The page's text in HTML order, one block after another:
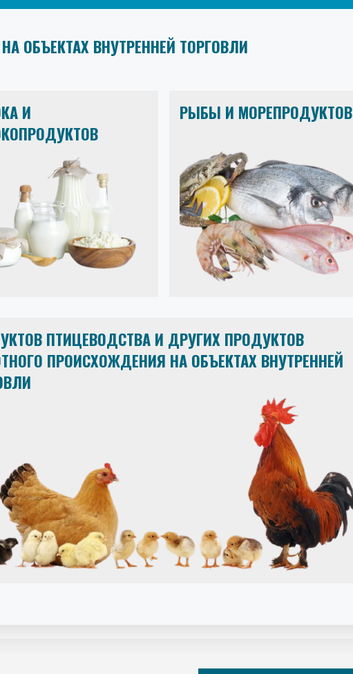
ОБЪЕКТАХ ВНУТРЕННЕЙ ТОРГОВЛИ
И
РЫБЫ И МОРЕПРОДУКТОВ
ПТИЦЕВОДСТВА И ДРУГИХ ПРОДУКТОВ
ПРОИСХОЖДЕНИЯ НА ОБЪЕКТАХ ВНУТРЕННЕЙ